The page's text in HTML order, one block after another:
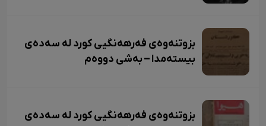
بزوتنەوەی فەرهەنگیی کورد لە سەدەی
بیستەمدا – بەشی دووەم
بزوتنەوەی فەرهەنگیی کورد لە سەدەی